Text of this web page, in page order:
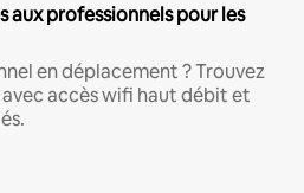
aux professionnels pour les
en déplacement ? Trouvez
accès wifi haut débit et